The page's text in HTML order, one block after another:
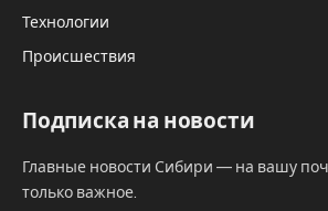
Технологии
Происшествия
Подписка на новости
Главные новости Сибири — на вашу
только важное.